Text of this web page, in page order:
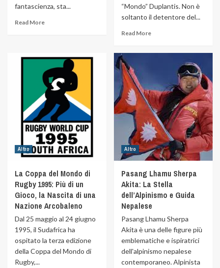
fantascienza, sta...
Read More
“Mondo” Duplantis. Non è
soltanto il detentore del...
Read More
Altro
La Coppa del Mondo di
Rugby 1995: Più di un
Gioco, la Nascita di una
Nazione Arcobaleno
Dal 25 maggio al 24 giugno
1995, il Sudafrica ha
ospitato la terza edizione
della Coppa del Mondo di
Rugby,...
Altro
Pasang Lhamu Sherpa
Akita: La Stella
dell’Alpinismo e Guida
Nepalese
Pasang Lhamu Sherpa
Akita è una delle figure più
emblematiche e ispiratrici
dell'alpinismo nepalese
contemporaneo. Alpinista